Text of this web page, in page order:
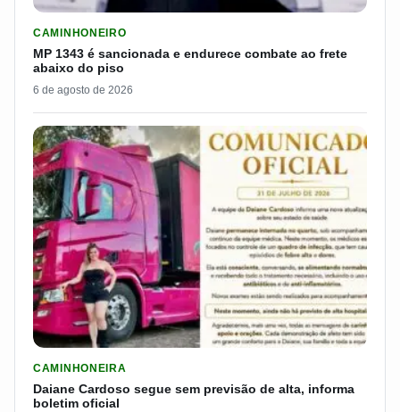
CAMINHONEIRO
MP 1343 é sancionada e endurece combate ao frete
abaixo do piso
6 de agosto de 2026
CAMINHONEIRA
Daiane Cardoso segue sem previsão de alta, informa
boletim oficial